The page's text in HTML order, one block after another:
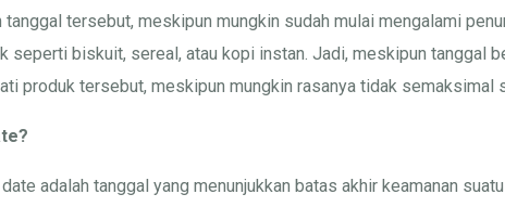
tersebut, meskipun mungkin sudah mulai mengalami
seperti biskuit, sereal, atau kopi instan. Jadi, meskipun tanggal
produk tersebut, meskipun mungkin rasanya tidak semaksimal
adalah tanggal yang menunjukkan batas akhir keamanan